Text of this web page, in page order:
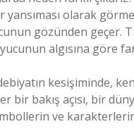
yansıması olarak
gözünden geçer.
algısına göre
kesişiminde,
bir bakış açısı, bir
ve